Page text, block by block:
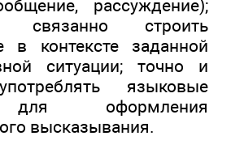
рассуждение);
строить
в контексте заданной
ситуации; точно и
языковые
для оформления
высказывания.